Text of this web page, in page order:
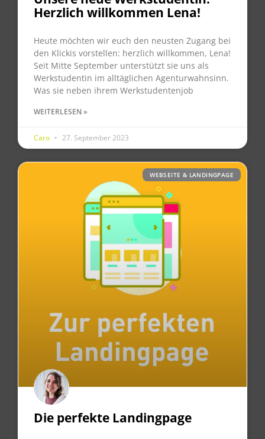
Herzlich willkommen Lena!
Heute möchten wir euch den neusten Zugang bei
den Klickis vorstellen: herzlich willkommen, Lena!
Seit Mitte September unterstützt sie uns als
Werkstudentin im alltäglichen Agenturwahnsinn.
Was sie neben ihrem Werkstudentenjob
WEITERLESEN »
Caro 27. September 2023
WEBSEITE & LANDINGPAGE
Die perfekte Landingpage